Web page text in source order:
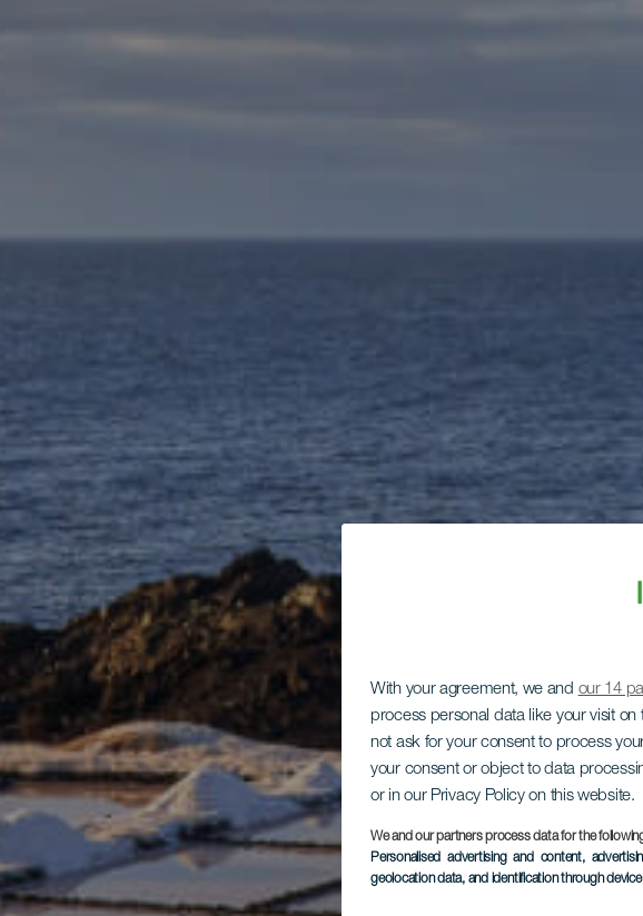
With your agreement, we and our 14
process personal data like your visit
not ask for your consent to process
your consent or object to data
or in our Privacy Policy on this website.
We and our partners process data for the
Personalised advertising and content,
geolocation data, and identification through